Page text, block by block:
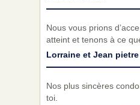
Nous vous prions
atteint et tenons à ce
Lorraine et Jean
Nos plus sincères
toi.